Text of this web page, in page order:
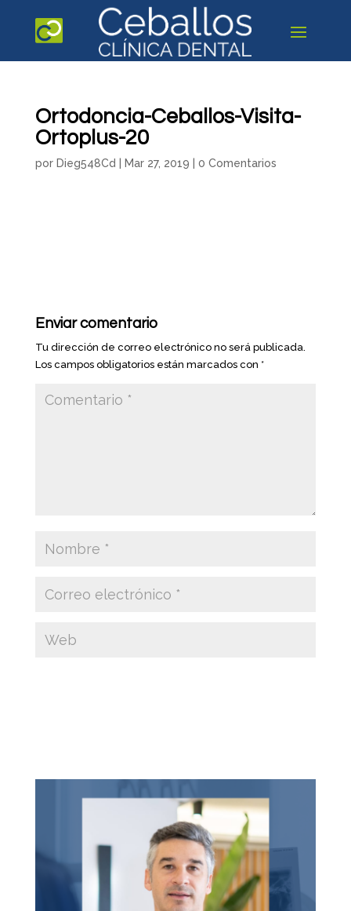
Ortodoncia-Ceballos-Visita-
Ortoplus-20
por Dieg548Cd Mar 27, 2019 0 Comentarios
Enviar comentario
Tu dirección de correo electrónico no será publicada.
Los campos obligatorios están marcados con *